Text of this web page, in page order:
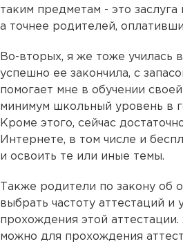
таким предметам - это
а точнее родителей,
Во-вторых, я же тоже училась
успешно ее закончила, с
помогает мне в обучении
минимум школьный уровень в
Кроме этого, сейчас
Интернете, в том числе и
и освоить те или иные темы.
Также родители по закону об
выбрать частоту аттестаций и
прохождения этой
можно для прохождения